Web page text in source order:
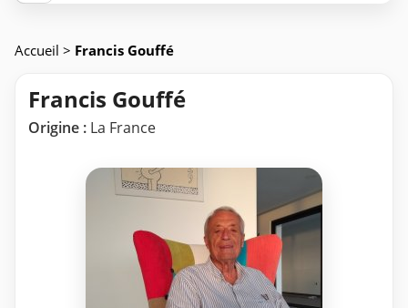
Accueil > Francis Gouffé
Francis Gouffé
Origine : La France